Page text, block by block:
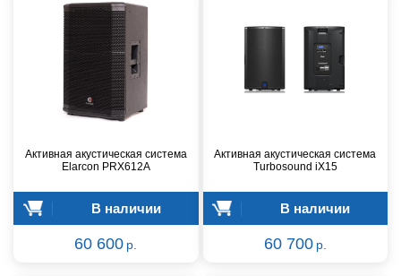
Активная акустическая система
Elarcon PRX612A
В наличии
60 600 р.
Активная акустическая система
Turbosound iX15
В наличии
60 700 р.